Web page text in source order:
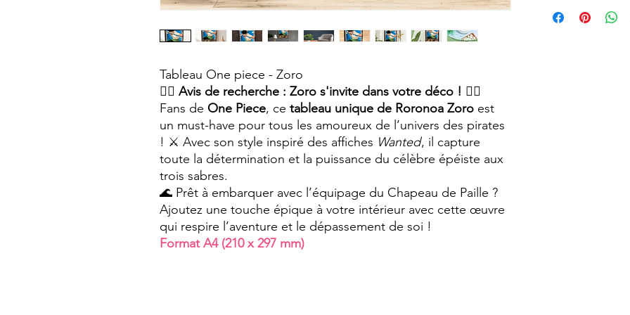
Tableau One piece - Zoro
🏴‍☠️ Avis de recherche : Zoro s'invite dans votre déco ! 🏴‍☠️
Fans de One Piece, ce tableau unique de Roronoa Zoro est
un must-have pour tous les amoureux de l’univers des pirates
! ⚔️ Avec son style inspiré des affiches Wanted, il capture
toute la détermination et la puissance du célèbre épéiste aux
trois sabres.
🌊 Prêt à embarquer avec l’équipage du Chapeau de Paille ?
Ajoutez une touche épique à votre intérieur avec cette œuvre
qui respire l’aventure et le dépassement de soi !
Format A4 (210 x 297 mm)
vintage.
proposons en